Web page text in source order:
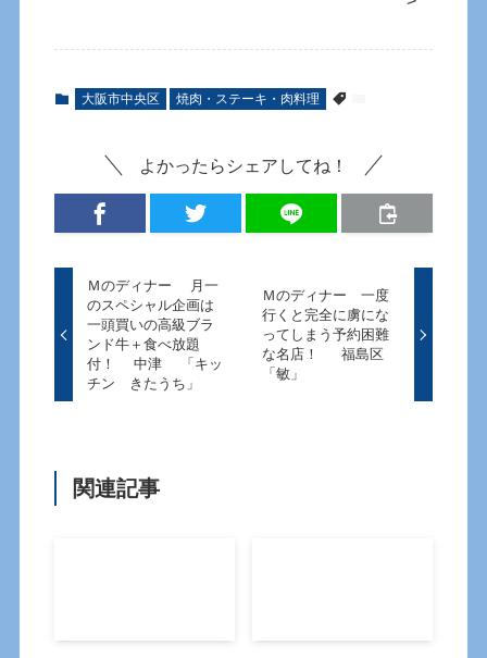
大阪市中央区 焼肉・ステーキ・肉料理
よかったらシェアしてね！
Ｍのディナー 月一
のスペシャル企画は
一頭買いの高級ブラ
ンド牛＋食べ放題
付！ 中津 「キッ
チン きたうち」
Ｍのディナー 一度
行くと完全に虜にな
ってしまう予約困難
な名店！ 福島区
「敏」
関連記事